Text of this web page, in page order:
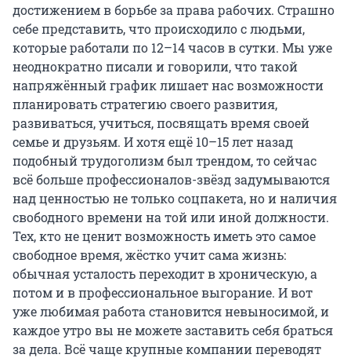
достижением в борьбе за права рабочих. Страшно
себе представить, что происходило с людьми,
которые работали по 12–14 часов в сутки. Мы уже
неоднократно писали и говорили, что такой
напряжённый график лишает нас возможности
планировать стратегию своего развития,
развиваться, учиться, посвящать время своей
семье и друзьям. И хотя ещё 10–15 лет назад
подобный трудоголизм был трендом, то сейчас
всё больше профессионалов-звёзд задумываются
над ценностью не только соцпакета, но и наличия
свободного времени на той или иной должности.
Тех, кто не ценит возможность иметь это самое
свободное время, жёстко учит сама жизнь:
обычная усталость переходит в хроническую, а
потом и в профессиональное выгорание. И вот
уже любимая работа становится невыносимой, и
каждое утро вы не можете заставить себя браться
за дела. Всё чаще крупные компании переводят